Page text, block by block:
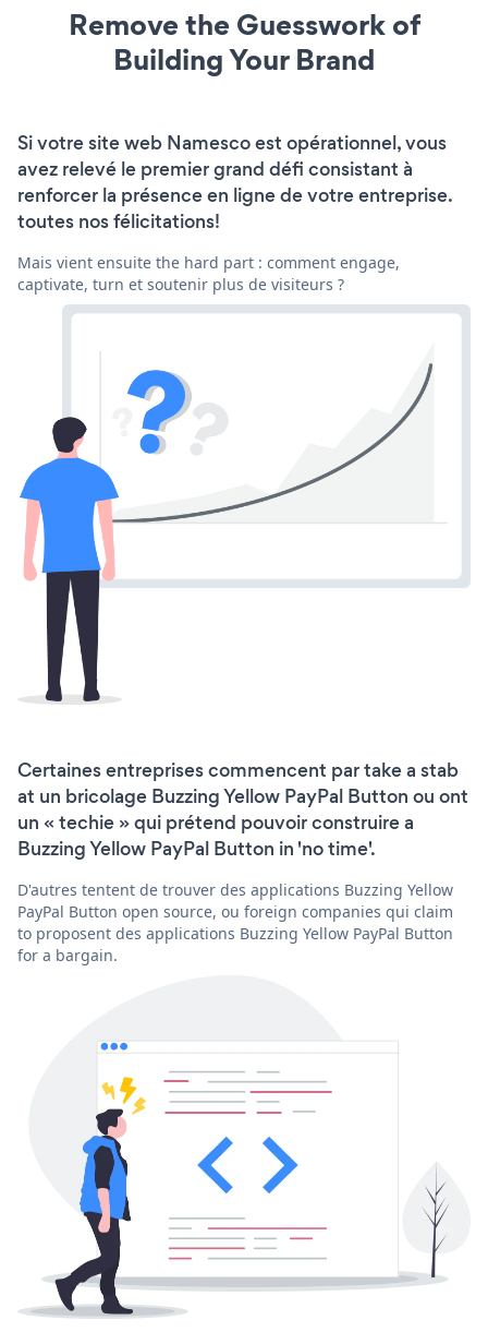
Remove the Guesswork of
Building Your Brand
Si votre site web Namesco est opérationnel, vous
avez relevé le premier grand défi consistant à
renforcer la présence en ligne de votre entreprise.
toutes nos félicitations!
Mais vient ensuite the hard part : comment engage,
captivate, turn et soutenir plus de visiteurs ?
Certaines entreprises commencent par take a stab
at un bricolage Buzzing Yellow PayPal Button ou ont
un « techie » qui prétend pouvoir construire a
Buzzing Yellow PayPal Button in 'no time'.
D'autres tentent de trouver des applications Buzzing Yellow
PayPal Button open source, ou foreign companies qui claim
to proposent des applications Buzzing Yellow PayPal Button
for a bargain.